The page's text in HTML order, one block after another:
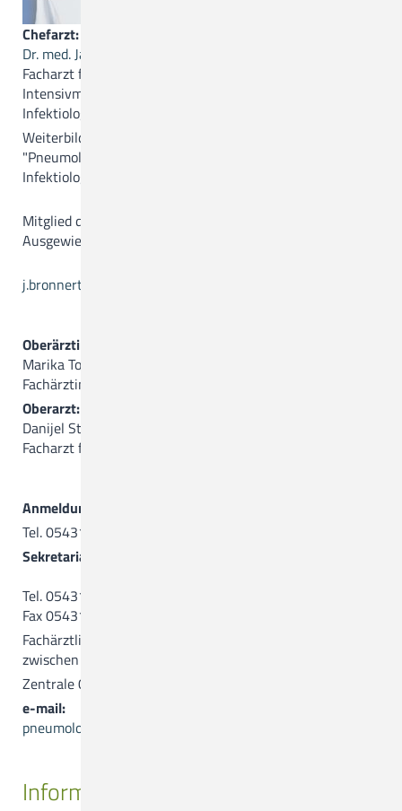
Chefarzt:
Dr. med. Jan Bronnert
Facharzt für Innere Medizin, Pneumologie,
Intensivmedizin und Notfallmedizin,
Infektiologie und Tropenmedizin
Weiterbildungsermächtigungen in den Fachgebieten
"Pneumologie (36 Monate)" und "Innere Medizin und
Infektiologie"
Mitglied der Hygienekommission
Ausgewiesener ABS-Experte
j.bronnert(a)ckq-gmbh.de
Oberärztin:
Marika Todua
Fachärztin für Innere Medizin
Oberarzt:
Danijel Stevanovic
Facharzt für Innere Medizin und Pneumologie
Anmeldung
Tel. 05431.15-2842
Sekretariat
Tel. 05431.15-3399
Fax 05431.15-2843
Fachärztliche pneumologische Hotline für Einweiser,
zwischen 8.00 und 16.00 Uhr: 05431. 15-3438
Zentrale 05431.15-0
e-mail:
pneumologie@ckq-gmbh.de
Informationen